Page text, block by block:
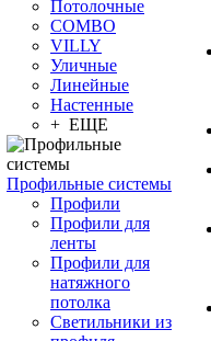
Потолочные
COMBO
VILLY
Уличные
Линейные
Настенные
+ ЕЩЕ
Профильные системы
Профили
Профили для
ленты
Профили для
натяжного
потолка
Светильники из